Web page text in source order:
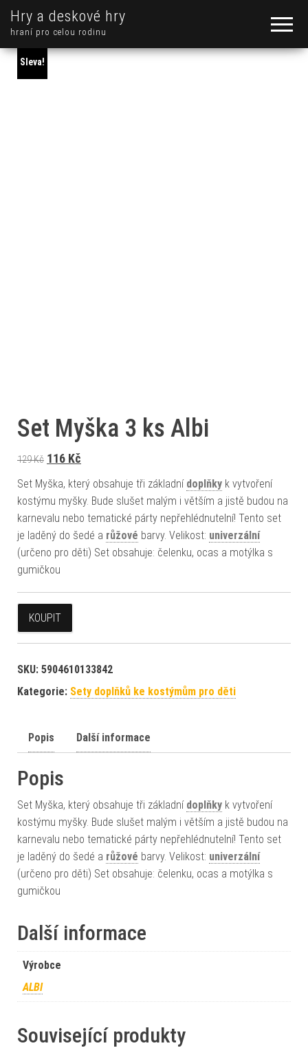
Hry a deskové hry
hraní pro celou rodinu
Sleva!
Set Myška 3 ks Albi
129Kč Původní cena byla: 129 Kč.
116 Kč
Set Myška, který obsahuje tři základní doplňky k vytvoření
kostýmu myšky. Bude slušet malým i větším a jistě budou na
karnevalu nebo tematické párty nepřehlédnutelní! Tento set
je laděný do šedé a růžové barvy. Velikost: univerzální
(určeno pro děti) Set obsahuje: čelenku, ocas a motýlka s
gumičkou
KOUPIT
SKU: 5904610133842
Kategorie: Sety doplňků ke kostýmům pro děti
Popis Další informace
Popis
Set Myška, který obsahuje tři základní doplňky k vytvoření
kostýmu myšky. Bude slušet malým i větším a jistě budou na
karnevalu nebo tematické párty nepřehlédnutelní! Tento set
je laděný do šedé a růžové barvy. Velikost: univerzální
(určeno pro děti) Set obsahuje: čelenku, ocas a motýlka s
gumičkou
Další informace
Výrobce
ALBI
Související produkty